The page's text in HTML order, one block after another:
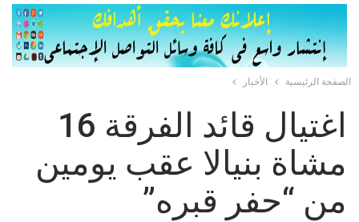
الصفحة الرئيسية الأخبار
اغتيال قائد الفرقة 16
مشاة بنيالا عقب يومين
من “حفر قبره”